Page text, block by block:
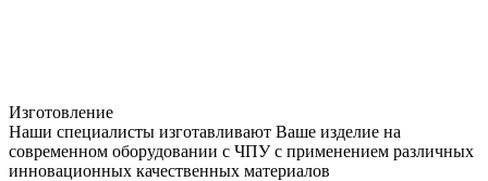
Изготовление
Наши специалисты изготавливают Ваше изделие на
современном оборудовании с ЧПУ с применением различных
инновационных качественных материалов